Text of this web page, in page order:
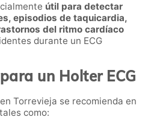
útil para detectar
episodios de taquicardia,
del ritmo cardíaco
durante un ECG
un Holter ECG
Torrevieja se recomienda en
como: